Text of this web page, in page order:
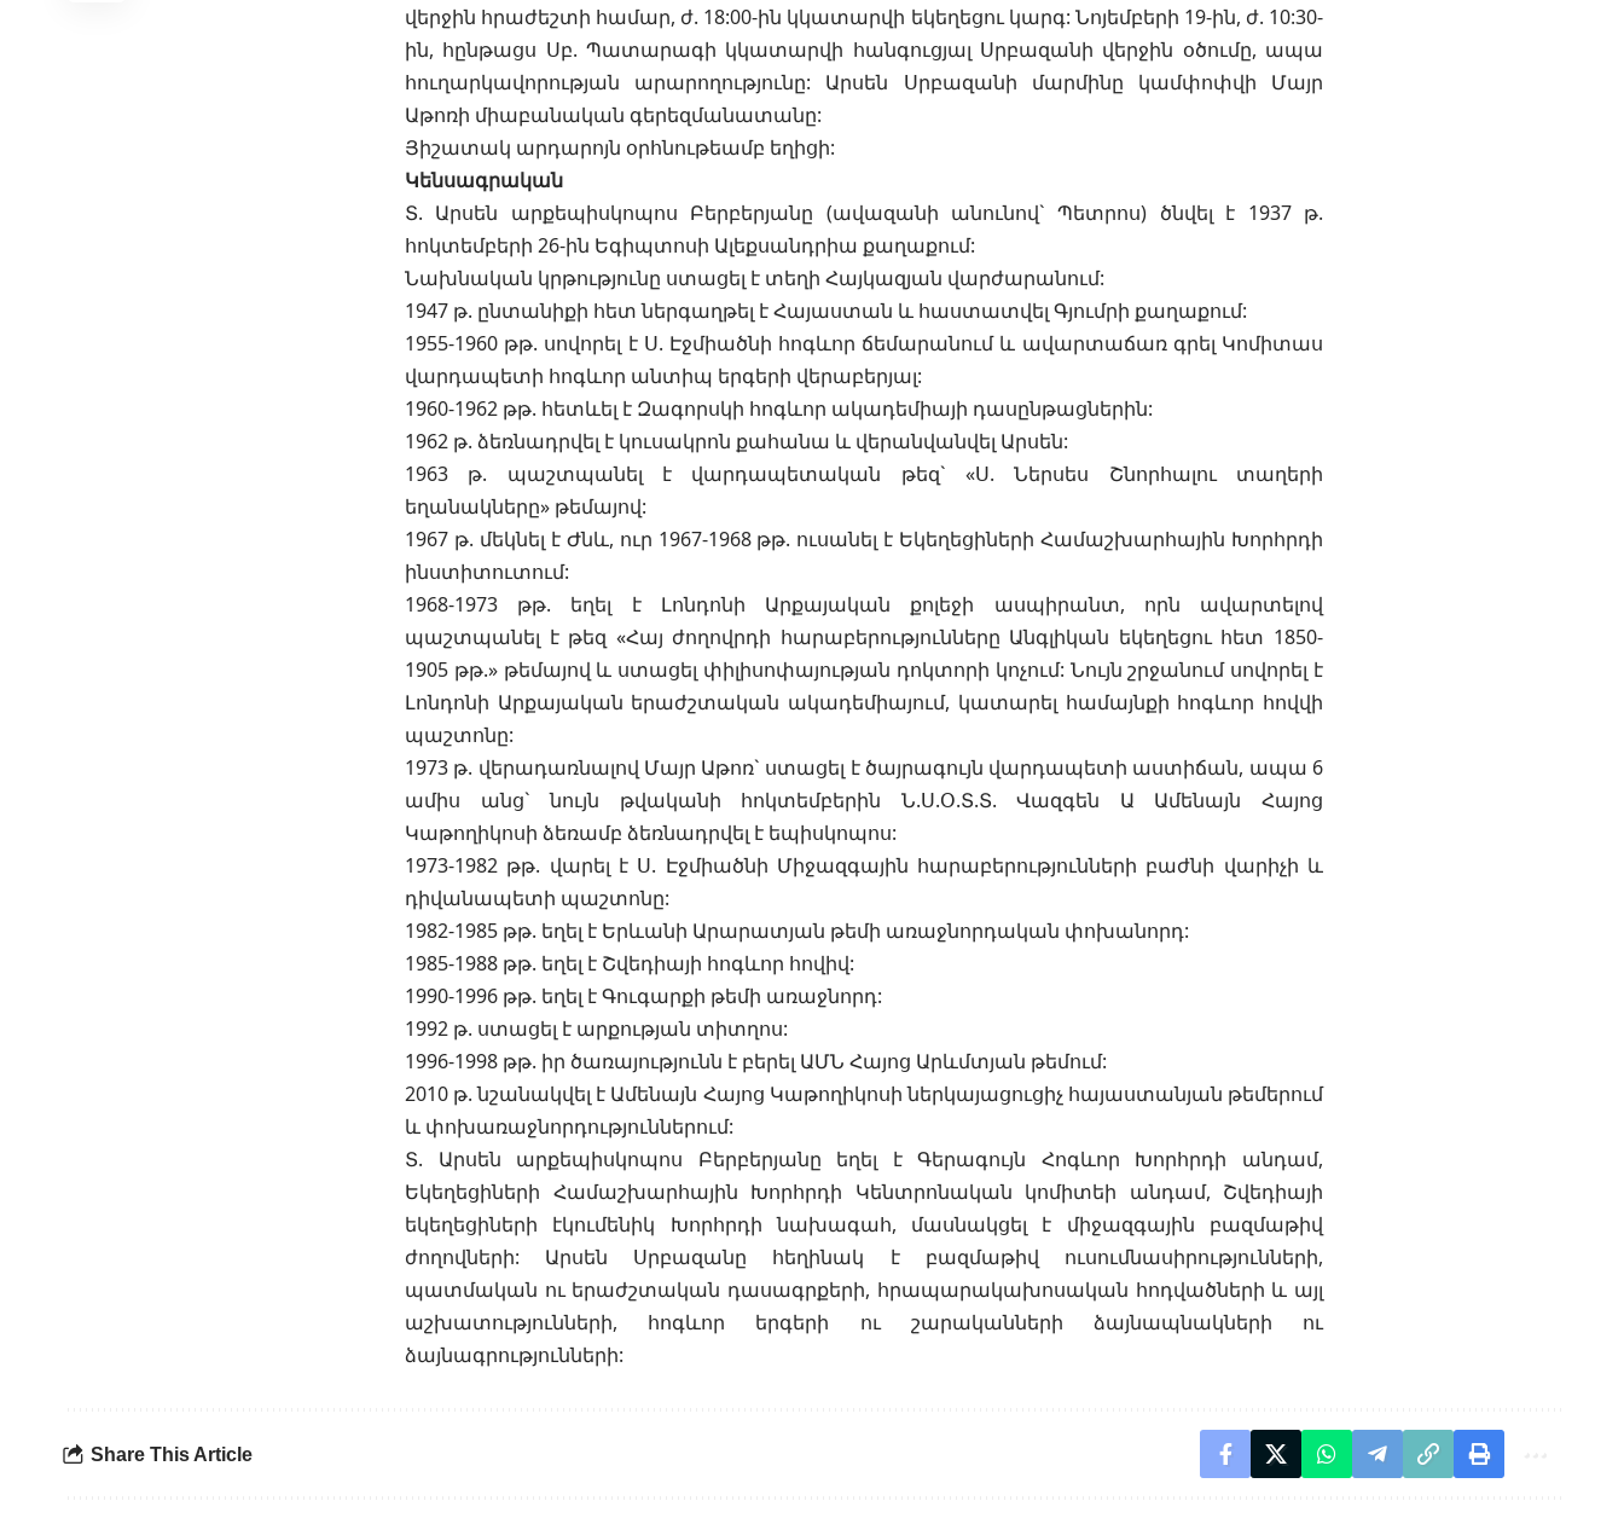
վերջին հրաժեշտի համար, ժ. 18:00-ին կկատարվի եկեղեցու կարգ: Նոյեմբերի 19-ին, ժ. 10:30-
ին, հընթացս Սբ. Պատարագի կկատարվի հանգուցյալ Սրբազանի վերջին օծումը, ապա
հուղարկավորության արարողությունը: Արսեն Սրբազանի մարմինը կամփոփվի Մայր
Աթոռի միաբանական գերեզմանատանը:
Յիշատակ արդարոյն օրհնութեամբ եղիցի:
Կենսագրական
Տ. Արսեն արքեպիսկոպոս Բերբերյանը (ավազանի անունով` Պետրոս) ծնվել է 1937 թ.
հոկտեմբերի 26-ին Եգիպտոսի Ալեքսանդրիա քաղաքում:
Նախնական կրթությունը ստացել է տեղի Հայկազյան վարժարանում:
1947 թ. ընտանիքի հետ ներգաղթել է Հայաստան և հաստատվել Գյումրի քաղաքում:
1955-1960 թթ. սովորել է Ս. Էջմիածնի հոգևոր ճեմարանում և ավարտաճառ գրել Կոմիտաս
վարդապետի հոգևոր անտիպ երգերի վերաբերյալ:
1960-1962 թթ. հետևել է Զագորսկի հոգևոր ակադեմիայի դասընթացներին:
1962 թ. ձեռնադրվել է կուսակրոն քահանա և վերանվանվել Արսեն:
1963 թ. պաշտպանել է վարդապետական թեզ` «Ս. Ներսես Շնորհալու տաղերի
եղանակները» թեմայով:
1967 թ. մեկնել է Ժնև, ուր 1967-1968 թթ. ուսանել է Եկեղեցիների Համաշխարհային Խորհրդի
ինստիտուտում:
1968-1973 թթ. եղել է Լոնդոնի Արքայական քոլեջի ասպիրանտ, որն ավարտելով
պաշտպանել է թեզ «Հայ ժողովրդի հարաբերությունները Անգլիկան եկեղեցու հետ 1850-
1905 թթ.» թեմայով և ստացել փիլիսոփայության դոկտորի կոչում: Նույն շրջանում սովորել է
Լոնդոնի Արքայական երաժշտական ակադեմիայում, կատարել համայնքի հոգևոր հովվի
պաշտոնը:
1973 թ. վերադառնալով Մայր Աթոռ` ստացել է ծայրագույն վարդապետի աստիճան, ապա 6
ամիս անց` նույն թվականի հոկտեմբերին Ն.Ս.Օ.Տ.Տ. Վազգեն Ա Ամենայն Հայոց
Կաթողիկոսի ձեռամբ ձեռնադրվել է եպիսկոպոս:
1973-1982 թթ. վարել է Ս. Էջմիածնի Միջազգային հարաբերությունների բաժնի վարիչի և
դիվանապետի պաշտոնը:
1982-1985 թթ. եղել է Երևանի Արարատյան թեմի առաջնորդական փոխանորդ:
1985-1988 թթ. եղել է Շվեդիայի հոգևոր հովիվ:
1990-1996 թթ. եղել է Գուգարքի թեմի առաջնորդ:
1992 թ. ստացել է արքության տիտղոս:
1996-1998 թթ. իր ծառայությունն է բերել ԱՄՆ Հայոց Արևմտյան թեմում:
2010 թ. նշանակվել է Ամենայն Հայոց Կաթողիկոսի ներկայացուցիչ հայաստանյան թեմերում
և փոխառաջնորդություններում:
Տ. Արսեն արքեպիսկոպոս Բերբերյանը եղել է Գերագույն Հոգևոր Խորհրդի անդամ,
Եկեղեցիների Համաշխարհային Խորհրդի Կենտրոնական կոմիտեի անդամ, Շվեդիայի
եկեղեցիների էկումենիկ Խորհրդի նախագահ, մասնակցել է միջազգային բազմաթիվ
ժողովների: Արսեն Սրբազանը հեղինակ է բազմաթիվ ուսումնասիրությունների,
պատմական ու երաժշտական դասագրքերի, հրապարակախոսական հոդվածների և այլ
աշխատությունների, հոգևոր երգերի ու շարականների ձայնապնակների ու
ձայնագրությունների:
Share This Article